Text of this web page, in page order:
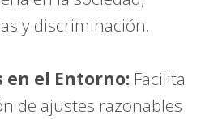
y discriminación.
en el Entorno: Facilita
de ajustes razonables